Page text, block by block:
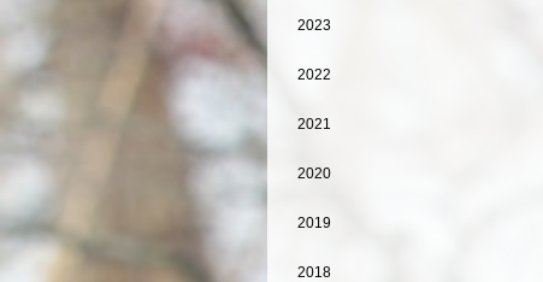
2023
2022
2021
2020
2019
2018